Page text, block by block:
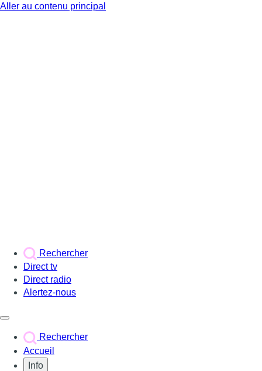
Aller au contenu principal
Rechercher
Direct tv
Direct radio
Alertez-nous
Rechercher
Accueil
Info